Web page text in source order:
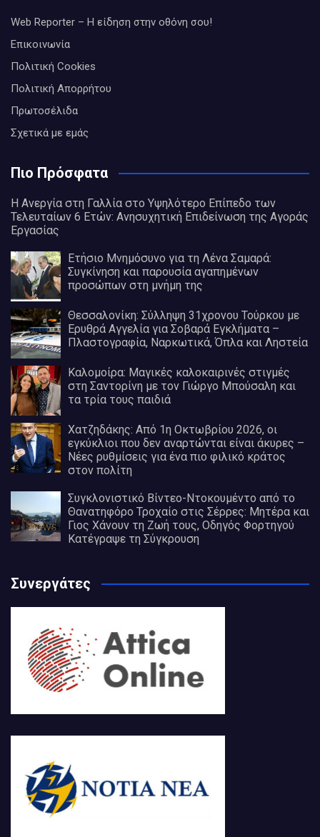
Web Reporter – Η είδηση στην οθόνη σου!
Επικοινωνία
Πολιτική Cookies
Πολιτική Απορρήτου
Πρωτοσέλιδα
Σχετικά με εμάς
Πιο Πρόσφατα
Η Ανεργία στη Γαλλία στο Υψηλότερο Επίπεδο των
Τελευταίων 6 Ετών: Ανησυχητική Επιδείνωση της Αγοράς
Εργασίας
Ετήσιο Μνημόσυνο για τη Λένα Σαμαρά:
Συγκίνηση και παρουσία αγαπημένων
προσώπων στη μνήμη της
Θεσσαλονίκη: Σύλληψη 31χρονου Τούρκου με
Ερυθρά Αγγελία για Σοβαρά Εγκλήματα –
Πλαστογραφία, Ναρκωτικά, Όπλα και Ληστεία
Καλομοίρα: Μαγικές καλοκαιρινές στιγμές
στη Σαντορίνη με τον Γιώργο Μπούσαλη και
τα τρία τους παιδιά
Χατζηδάκης: Από 1η Οκτωβρίου 2026, οι
εγκύκλιοι που δεν αναρτώνται είναι άκυρες –
Νέες ρυθμίσεις για ένα πιο φιλικό κράτος
στον πολίτη
Συγκλονιστικό Βίντεο-Ντοκουμέντο από το
Θανατηφόρο Τροχαίο στις Σέρρες: Μητέρα και
Γιος Χάνουν τη Ζωή τους, Οδηγός Φορτηγού
Κατέγραψε τη Σύγκρουση
Συνεργάτες